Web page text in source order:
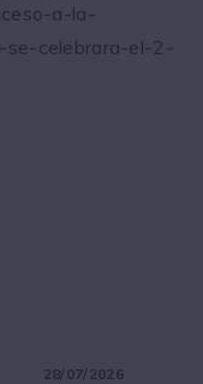
a-la-
celebrara-el-2-
28/07/2026